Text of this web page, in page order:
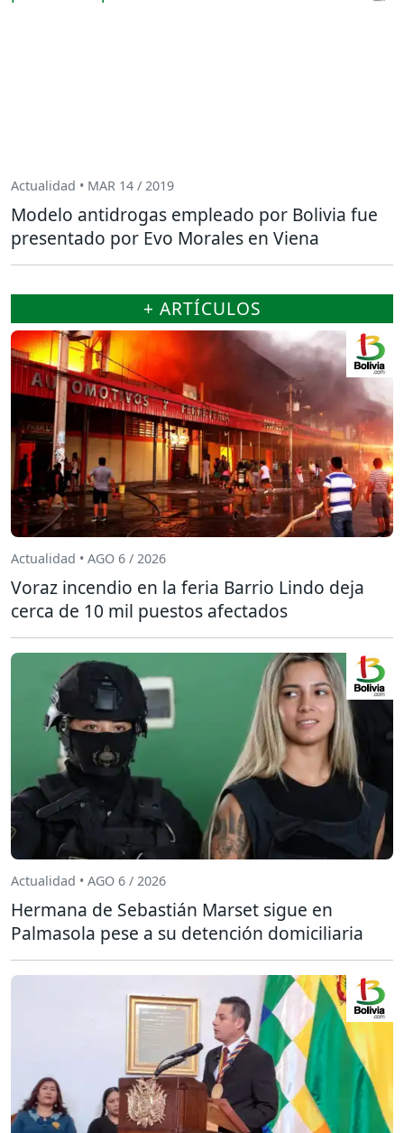
Actualidad • MAR 14 / 2019
Modelo antidrogas empleado por Bolivia fue
presentado por Evo Morales en Viena
+ ARTÍCULOS
Actualidad • AGO 6 / 2026
Voraz incendio en la feria Barrio Lindo deja
cerca de 10 mil puestos afectados
Actualidad • AGO 6 / 2026
Hermana de Sebastián Marset sigue en
Palmasola pese a su detención domiciliaria